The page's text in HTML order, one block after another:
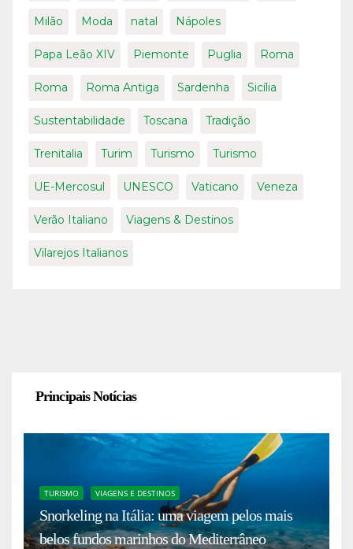
Milão Moda natal Nápoles
Papa Leão XIV Piemonte Puglia Roma
Roma Roma Antiga Sardenha Sicília
Sustentabilidade Toscana Tradição
Trenitalia Turim Turismo Turismo
UE-Mercosul UNESCO Vaticano Veneza
Verão Italiano Viagens & Destinos
Vilarejos Italianos
Principais Notícias
TURISMO VIAGENS E DESTINOS
Snorkeling na Itália: uma viagem pelos mais
belos fundos marinhos do Mediterrâneo